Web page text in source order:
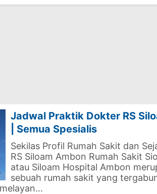
Jadwal Praktik Dokter RS
| Semua Spesialis
Sekilas Profil Rumah Sakit dan
RS Siloam Ambon Rumah Sakit
atau Siloam Hospital Ambon
sebuah rumah sakit yang